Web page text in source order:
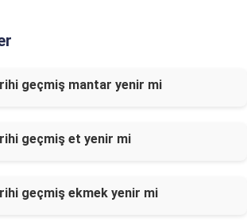
geçmiş mantar yenir mi
geçmiş et yenir mi
geçmiş ekmek yenir mi